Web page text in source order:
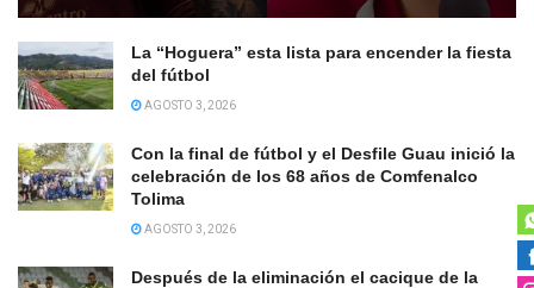
La “Hoguera” esta lista para encender la fiesta
del fútbol
AGOSTO 3, 2026
Con la final de fútbol y el Desfile Guau inició la
celebración de los 68 años de Comfenalco
Tolima
AGOSTO 3, 2026
Después de la eliminación el cacique de la